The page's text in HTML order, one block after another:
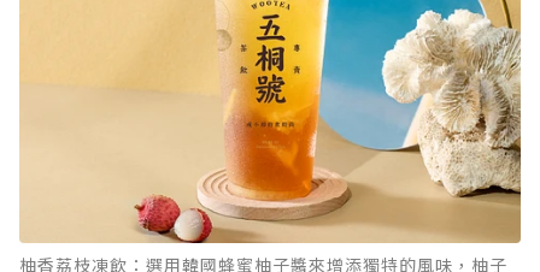
柚香荔枝凍飲：選用韓國蜂蜜柚子醬來增添獨特的風味，柚子